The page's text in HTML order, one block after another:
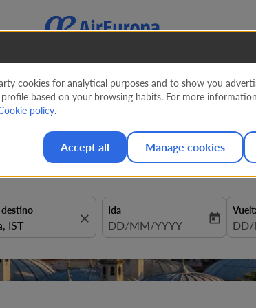
(IST) desde1.084 USD
destino
close
Ida
fc-booking-departure-date-
DD/MM/YYYY today fc-
DD/
cookies for analytical purposes and to show you
based on your browsing habits. For more
policy.
Accept all Manage cookies